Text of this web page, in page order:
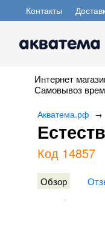
Контакты
Интернет
Самовывоз
Акватема.рф →
Код 14857
Обзор